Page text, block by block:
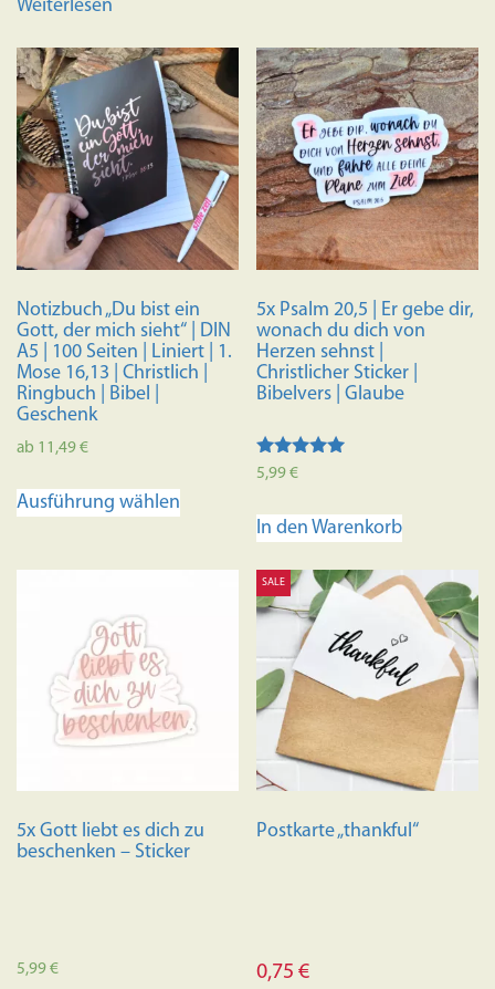
Weiterlesen
Notizbuch „Du bist ein
Gott, der mich sieht“ | DIN
A5 | 100 Seiten | Liniert | 1.
Mose 16,13 | Christlich |
Ringbuch | Bibel |
Geschenk
ab 11,49€
Ausführung wählen
Varianten
Optionen
können
auf
Produktseite
werden
5x Psalm 20,5 | Er gebe dir,
wonach du dich von
Herzen sehnst |
Christlicher Sticker |
Bibelvers | Glaube
Bewertet mit
5,99€
In den Warenkorb
5x Gott liebt es dich zu
beschenken – Sticker
5,99€
SALE
Postkarte „thankful“
0,75€